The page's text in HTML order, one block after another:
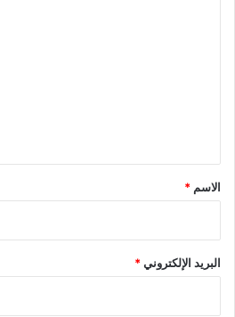
*
الاسم *
البريد الإلكتروني*